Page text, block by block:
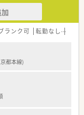
円から550万円の範囲で
心して長く働ける福利厚
ランク可 転勤なし
都本線)